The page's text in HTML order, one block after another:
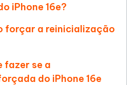
iPhone 16e?
forçar a reinicialização
fazer se a
do iPhone 16e